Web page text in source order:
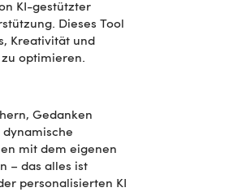
KI-gestützter
Dieses Tool
Kreativität und
optimieren.
Gedanken
mit dem eigenen
– das alles ist
personalisierten KI